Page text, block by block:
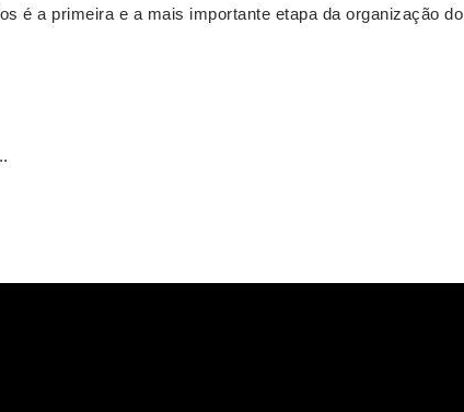
é a primeira e a mais importante etapa da organização do